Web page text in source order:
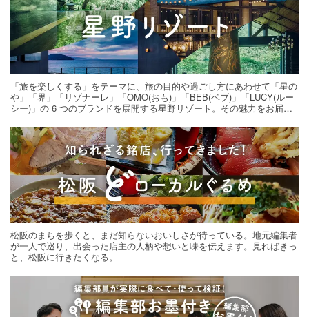
「旅を楽しくする」をテーマに、旅の目的や過ごし方にあわせて「星の
や」「界」「リゾナーレ」「OMO(おも)」「BEB(ベブ)」「LUCY(ルー
シー)」の 6 つのブランドを展開する星野リゾート。その魅力をお届け
松阪のまちを歩くと、まだ知らないおいしさが待っている。地元編集者
が一人で巡り、出会った店主の人柄や想いと味を伝えます。見ればきっ
と、松阪に行きたくなる。